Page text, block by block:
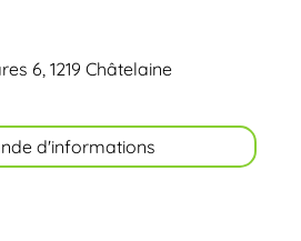
6, 1219 Châtelaine
d'informations